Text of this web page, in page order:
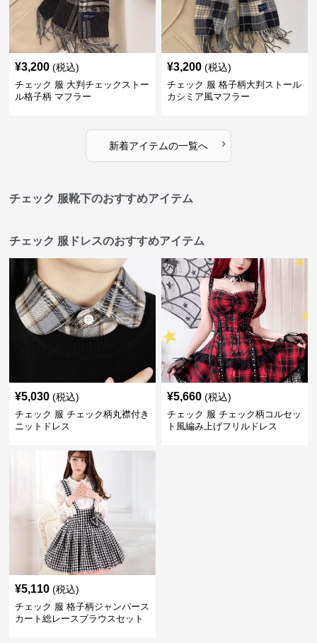
¥3,200 (税込)
チェック 服 大判チェックストー
ル格子柄 マフラー
¥3,200 (税込)
チェック 服 格子柄大判ストール
カシミア風マフラー
新着アイテムの一覧へ ›
チェック 服靴下のおすすめアイテム
チェック 服ドレスのおすすめアイテム
¥5,030 (税込)
チェック 服 チェック柄丸襟付き
ニットドレス
¥5,660 (税込)
チェック 服 チェック柄コルセッ
ト風編み上げフリルドレス
¥5,110 (税込)
チェック 服 格子柄ジャンパース
カート総レースブラウスセット